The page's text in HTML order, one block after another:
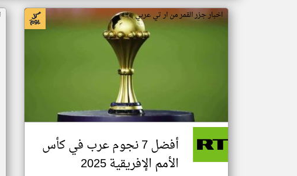
اخبار جزر القمر من ار تي عربي
أفضل 7 نجوم عرب في كأس
الأمم الإفريقية 2025